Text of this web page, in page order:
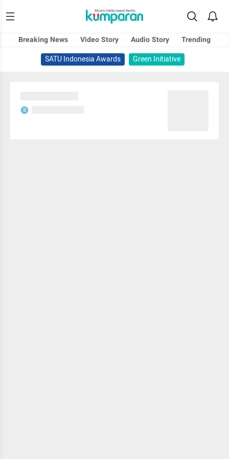
Breaking News Video Story Audio Story
Trending
SATU Indonesia Awards
Green Initiative
S